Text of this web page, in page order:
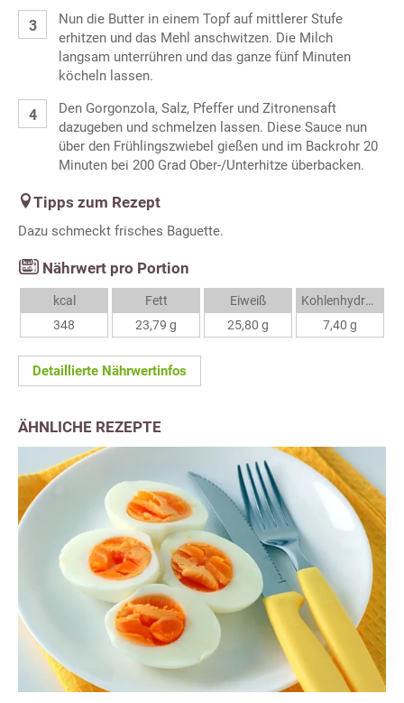
Nun die Butter in einem Topf auf mittlerer Stufe
erhitzen und das Mehl anschwitzen. Die Milch
langsam unterrühren und das ganze fünf Minuten
köcheln lassen.
Den Gorgonzola, Salz, Pfeffer und Zitronensaft
dazugeben und schmelzen lassen. Diese Sauce nun
über den Frühlingszwiebel gießen und im Backrohr 20
Minuten bei 200 Grad Ober-/Unterhitze überbacken.
Tipps zum Rezept
Dazu schmeckt frisches Baguette.
Nährwert pro Portion
kcal
348
Fett
23,79 g
Eiweiß
25,80 g
Kohlenhydrate
7,40 g
Detaillierte Nährwertinfos
ÄHNLICHE REZEPTE